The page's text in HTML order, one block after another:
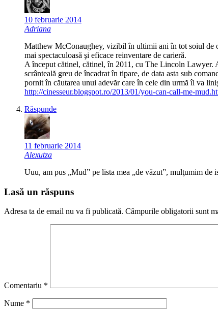
10 februarie 2014
Adriana
Matthew McConaughey, vizibil în ultimii ani în tot soiul de
mai spectaculoasă şi eficace reinventare de carieră.
A început cătinel, cătinel, în 2011, cu The Lincoln Lawyer.
scrânteală greu de încadrat în tipare, de data asta sub
pornit în căutarea unui adevăr care în cele din urmă îl va
http://cinesseur.blogspot.ro/2013/01/you-can-call-me-
Răspunde
11 februarie 2014
Alexutza
Uuu, am pus „Mud” pe lista mea „de văzut”, mulţumim de
Lasă un răspuns
Adresa ta de email nu va fi publicată. Câmpurile obligatorii sunt
Comentariu *
Nume *